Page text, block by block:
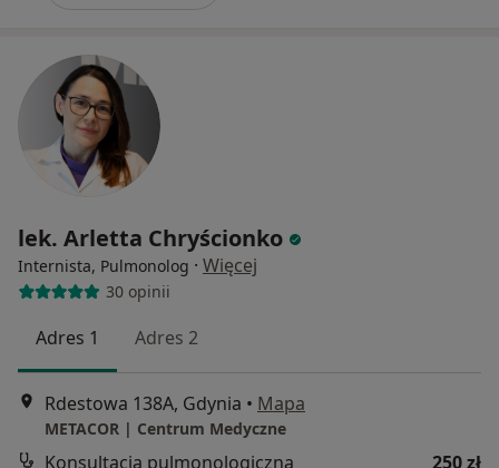
lek. Arletta Chryścionko
Internista, Pulmonolog · Więcej
30 opinii
Adres 1 Adres 2
Rdestowa 138A, Gdynia • Mapa
METACOR | Centrum Medyczne
Konsultacja pulmonologiczna
250 zł